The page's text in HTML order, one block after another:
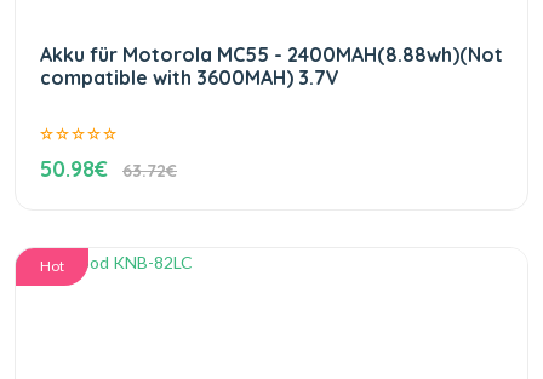
Akku für Motorola MC55 - 2400MAH(8.88wh)(Not
compatible with 3600MAH) 3.7V
50.98€ 63.72€
Hot